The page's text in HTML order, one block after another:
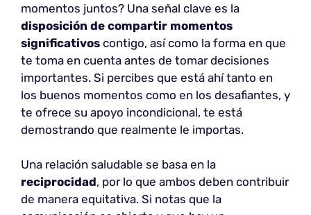
momentos juntos? Una señal clave es la
disposición de compartir momentos
significativos contigo, así como la forma en que
te toma en cuenta antes de tomar decisiones
importantes. Si percibes que está ahí tanto en
los buenos momentos como en los desafiantes, y
te ofrece su apoyo incondicional, te está
demostrando que realmente le importas.
Una relación saludable se basa en la
reciprocidad, por lo que ambos deben contribuir
de manera equitativa. Si notas que la